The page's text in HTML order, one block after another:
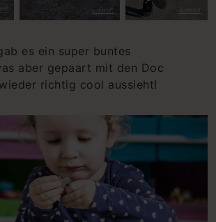
es ein super buntes
aber gepaart mit den Doc
richtig cool aussieht!